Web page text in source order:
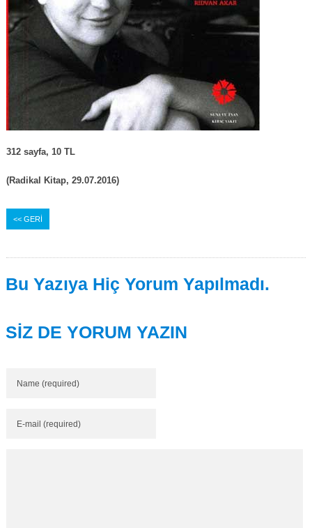
312 sayfa, 10 TL
(Radikal Kitap, 29.07.2016)
<< GERİ
Bu Yazıya Hiç Yorum Yapılmadı.
SİZ DE YORUM YAZIN